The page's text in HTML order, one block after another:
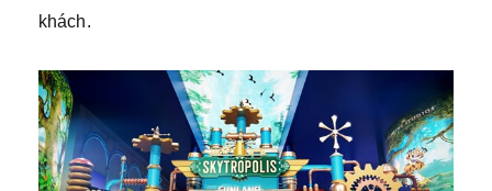
khách.